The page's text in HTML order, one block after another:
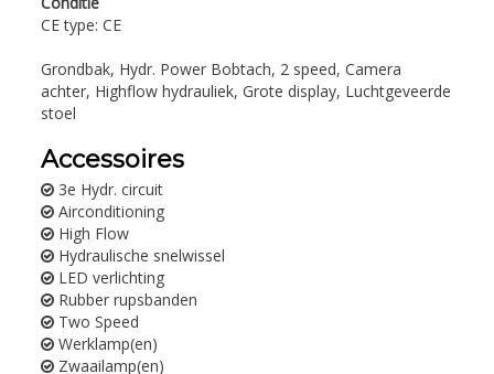
CE type: CE
Grondbak, Hydr. Power Bobtach, 2 speed, Camera
achter, Highflow hydrauliek, Grote display, Luchtgeveerde
stoel
Accessoires
3e Hydr. circuit
Airconditioning
High Flow
Hydraulische snelwissel
LED verlichting
Rubber rupsbanden
Two Speed
Werklamp(en)
Zwaailamp(en)